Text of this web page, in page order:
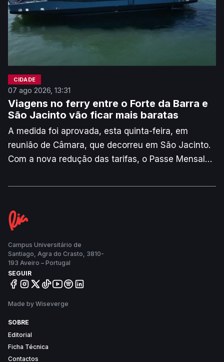
CIDADE
07 ago 2026, 13:31
Viagens no ferry entre o Forte da Barra e
São Jacinto vão ficar mais baratas
A medida foi aprovada, esta quinta-feira, em
reunião de Câmara, que decorreu em São Jacinto.
Com a nova redução das tarifas, o Passe Mensal
para 110 euros.
Campus Universitário de
Santiago, Agra do Crasto, 3810-
193 Aveiro – Portugal
SEGUIR
Made by Wiseverge
SOBRE
Editorial
Ficha Técnica
Contactos